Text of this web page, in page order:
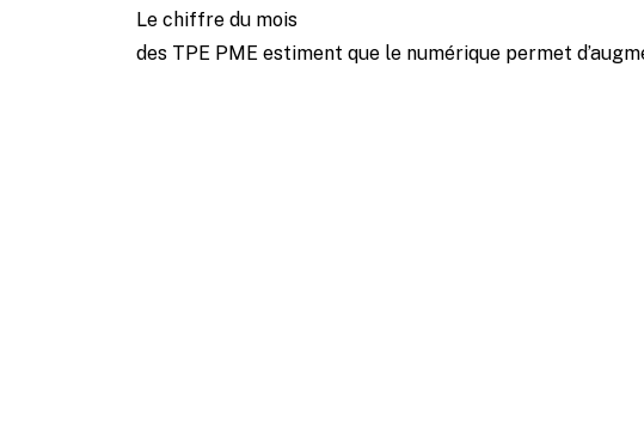
Le chiffre du mois
des TPE PME estiment que le numérique permet